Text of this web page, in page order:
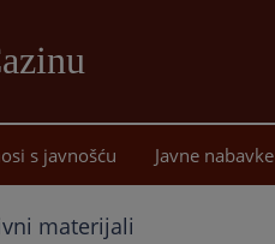
sadržaj
s javnošću Javne nabavke
materijali